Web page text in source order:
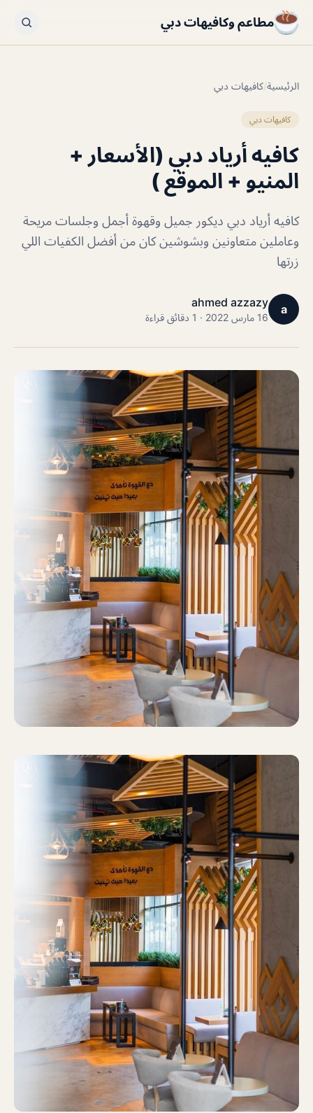
مطاعم وكافيهات دبي
الرئيسية/كافيهات دبي
كافيهات دبي
كافيه أرياد دبي (الأسعار +
المنيو + الموقع )
كافيه أرياد دبي ديكور جميل وقهوة أجمل وجلسات مريحة
وعاملين متعاونين وبشوشين كان من أفضل الكفيات اللي
زرتها
a
ahmed azzazy
16 مارس 2022 · 1 دقائق قراءة